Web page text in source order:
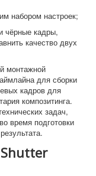
набором настроек;
чёрные кадры,
качество двух
монтажной
для сборки
кадров для
композитинга.
задач,
время подготовки
Shutter